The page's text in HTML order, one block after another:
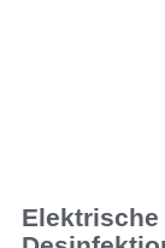
Elektrische